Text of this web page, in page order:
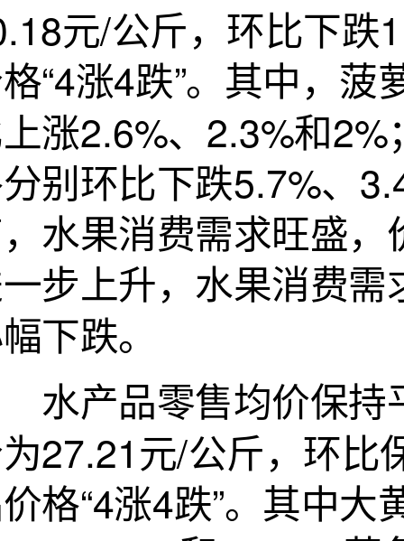
元/公斤，环比下跌
“4涨4跌”。其中，
涨2.6%、2.3%和
别环比下跌5.7%、
水果消费需求旺盛
步上升，水果消费
下跌。
品零售均价保持平
27.21元/公斤，环比
格“4涨4跌”。其中